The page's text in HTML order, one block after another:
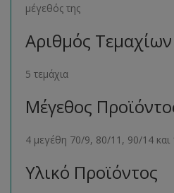
μέγεθός της
Αριθμός
5 τεμάχια
Μέγεθος
4 μεγέθη 70/9, 80/11, 90/14 και
Υλικό Προϊόντος